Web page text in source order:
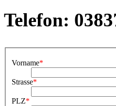
Telefon:
Vorname*
Strasse*
PLZ*